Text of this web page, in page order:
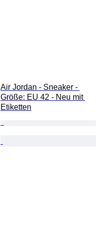
Air Jordan - Sneaker -
Größe: EU 42 - Neu mit
Etiketten